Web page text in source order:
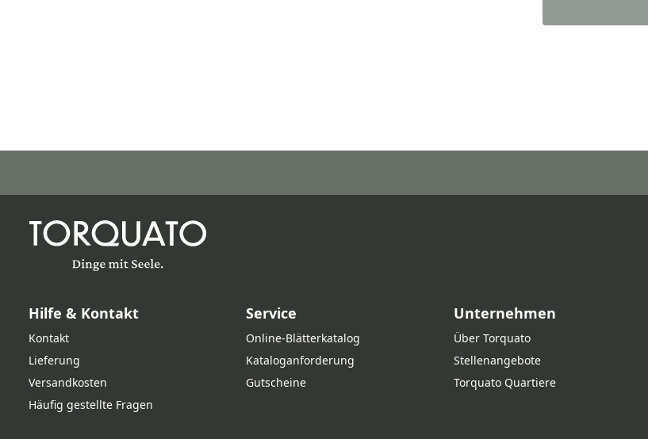
Hilfe & Kontakt
Kontakt
Lieferung
Versandkosten
Häufig gestellte Fragen
Service
Online‑Blätterkatalog
Kataloganforderung
Gutscheine
Unternehmen
Über Torquato
Stellenangebote
Torquato Quartiere